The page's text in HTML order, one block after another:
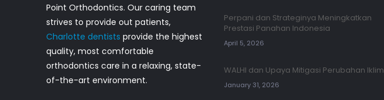
Point Orthodontics. Our caring team
strives to provide out patients,
Charlotte dentists provide the highest
quality, most comfortable
orthodontics care in a relaxing, state-
of-the-art environment.
Perpani dan Strateginya Meningkatkan
Prestasi Panahan Indonesia
April 5, 2026
WALHI dan Upaya Mitigasi Perubahan Iklim
January 31, 2026